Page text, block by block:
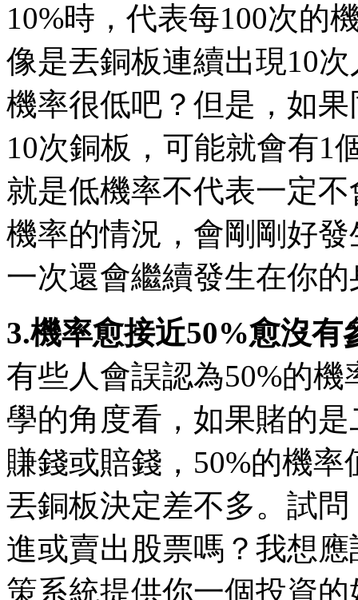
10%時，代表每100次的
像是丟銅板連續出現10
機率很低吧？但是，如
10次銅板，可能就會有1
就是低機率不代表一定
機率的情況，會剛剛好
一次還會繼續發生在你
3.機率愈接近50%愈沒有
有些人會誤認為50%的
學的角度看，如果賭的
賺錢或賠錢，50%的機
丟銅板決定差不多。試
進或賣出股票嗎？我想
策系統提供你一個投資